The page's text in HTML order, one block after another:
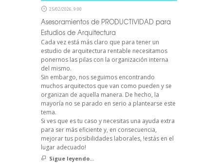
25/02/2026, 9:00
Asesoramientos de PRODUCTIVIDAD para
Estudios de Arquitectura
Cada vez está más claro que para tener un
estudio de arquitectura rentable necesitamos
ponernos las pilas con la organización interna
del mismo.
Sin embargo, nos seguimos encontrando
muchos arquitectos que van como pueden y se
organizan de aquella manera. De hecho, la
mayoría no se parado en serio a plantearse este
tema.
Si ves que es tu caso y necesitas una ayuda extra
para ser más eficiente y, en consecuencia,
mejorar tus posibilidades laborales, !estás en el
lugar adecuado!
Sigue leyendo...